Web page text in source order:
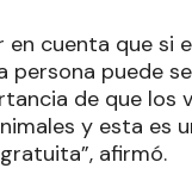
en cuenta que si
persona puede
de que los
y esta es
afirmó.